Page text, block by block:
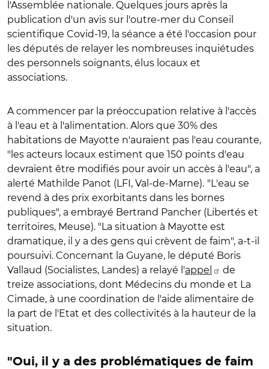
l'Assemblée nationale. Quelques jours après la
publication d'un avis sur l'outre-mer du Conseil
scientifique Covid-19, la séance a été l'occasion pour
les députés de relayer les nombreuses inquiétudes
des personnels soignants, élus locaux et
associations.
A commencer par la préoccupation relative à l'accès
à l'eau et à l'alimentation. Alors que 30% des
habitations de Mayotte n'auraient pas l'eau courante,
"les acteurs locaux estiment que 150 points d'eau
devraient être modifiés pour avoir un accès à l'eau", a
alerté Mathilde Panot (LFI, Val-de-Marne). "L'eau se
revend à des prix exorbitants dans les bornes
publiques", a embrayé Bertrand Pancher (Libertés et
territoires, Meuse). "La situation à Mayotte est
dramatique, il y a des gens qui crèvent de faim", a-t-il
poursuivi. Concernant la Guyane, le député Boris
Vallaud (Socialistes, Landes) a relayé l'appel
de
treize associations, dont Médecins du monde et La
Cimade, à une coordination de l'aide alimentaire de
la part de l'Etat et des collectivités à la hauteur de la
situation.
"Oui, il y a des problématiques de faim